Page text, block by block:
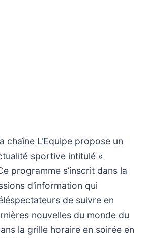
chaîne L'Equipe propose un
sportive intitulé «
programme s’inscrit dans la
d’information qui
de suivre en
nouvelles du monde du
la grille horaire en soirée en